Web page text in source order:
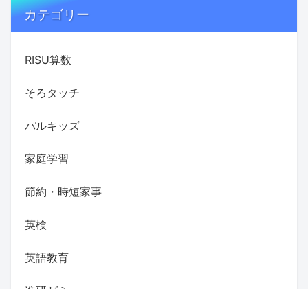
カテゴリー
RISU算数
そろタッチ
パルキッズ
家庭学習
節約・時短家事
英検
英語教育